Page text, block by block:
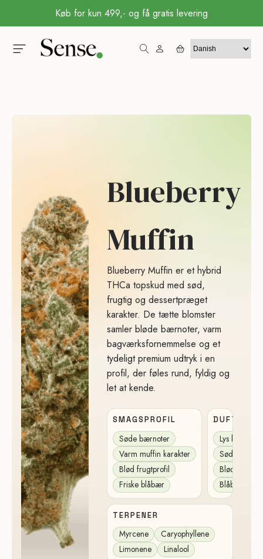
Køb for kun 499,- og få gratis levering
Blueberry
Muffin
Blueberry Muffin er et hybrid
THCa topskud med sød,
frugtig og dessertpræget
karakter. De tætte blomster
samler bløde bærnoter, varm
bagværksfornemmelse og et
tydeligt premium udtryk i en
profil, der føles rund, fyldig og
let at kende.
SMAGSPROFIL
Søde bærnoter
Varm muffin karakter
Blød frugtprofil
Friske blåbær
DUFT
Lys
Sød
Blød frugtig
Blåbær
TERPENER
Myrcene
Caryophyllene
Limonene
Linalool